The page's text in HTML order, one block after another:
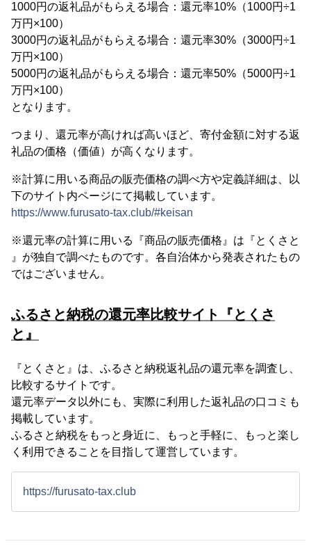
1000円の返礼品がもらえる場合：還元率10%（1000円÷1
万円×100）
3000円の返礼品がもらえる場合：還元率30%（3000円÷1
万円×100）
5000円の返礼品がもらえる場合：還元率50%（5000円÷1
万円×100）
となります。
つまり、還元率が高ければ高いほど、寄付金額に対する返
礼品の価格（価値）が高くなります。
※計算に用いる商品の販売価格の調べ方や定義詳細は、以
下のサイト内ページにて掲載しています。
https://www.furusato-tax.club/#keisan
※還元率の計算に用いる『商品の販売価格』は『とくさと
』が独自で調べたものです。各自治体から発表されたもの
ではございません。
ふるさと納税の還元率比較サイト『とくさ
と』
『とくさと』は、ふるさと納税返礼品の還元率を調査し、
比較するサイトです。
還元率データ以外にも、実際に利用した返礼品の口コミも
掲載しています。
ふるさと納税をもっと身近に、もっと手軽に、もっと楽し
く利用できることを目指して運営しています。
https://furusato-tax.club